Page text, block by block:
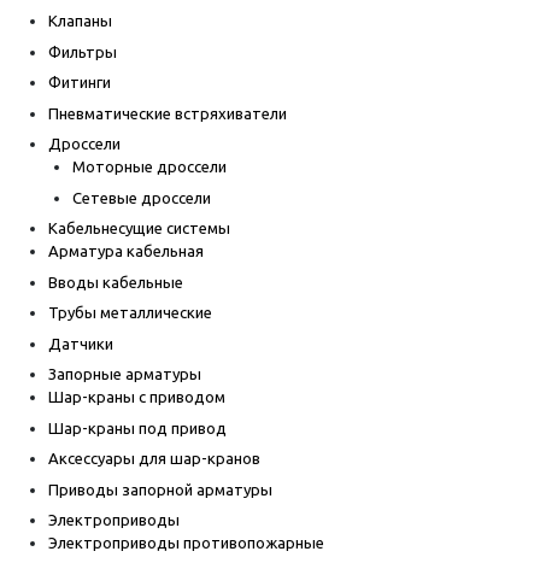
Клапаны
Фильтры
Фитинги
Пневматические встряхиватели
Дроссели
Моторные дроссели
Сетевые дроссели
Кабельнесущие системы
Арматура кабельная
Вводы кабельные
Трубы металлические
Датчики
Запорные арматуры
Шар-краны с приводом
Шар-краны под привод
Аксессуары для шар-кранов
Приводы запорной арматуры
Электроприводы
Электроприводы противопожарные